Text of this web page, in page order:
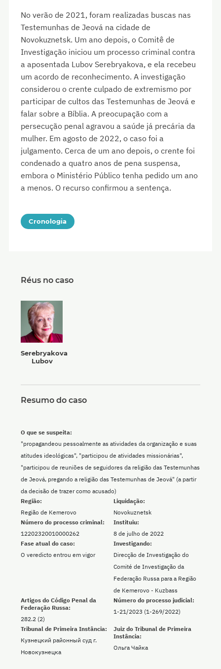
No verão de 2021, foram realizadas buscas nas
Testemunhas de Jeová na cidade de
Novokuznetsk. Um ano depois, o Comitê de
Investigação iniciou um processo criminal contra
a aposentada Lubov Serebryakova, e ela recebeu
um acordo de reconhecimento. A investigação
considerou o crente culpado de extremismo por
participar de cultos das Testemunhas de Jeová e
falar sobre a Bíblia. A preocupação com a
persecução penal agravou a saúde já precária da
mulher. Em agosto de 2022, o caso foi a
julgamento. Cerca de um ano depois, o crente foi
condenado a quatro anos de pena suspensa,
embora o Ministério Público tenha pedido um ano
a menos. O recurso confirmou a sentença.
Cronologia
Réus no caso
Serebryakova
Lubov
Resumo do caso
Região:
Região de Kemerovo
Liquidação:
Novokuznetsk
O que se suspeita:
"propagandeou pessoalmente as atividades da organização e suas
atitudes ideológicas", "participou de atividades missionárias",
"participou de reuniões de seguidores da religião das Testemunhas
de Jeová, pregando a religião das Testemunhas de Jeová" (a partir
da decisão de trazer como acusado)
Número do processo criminal:
12202320010000262
Instituiu:
8 de julho de 2022
Fase atual do caso:
O veredicto entrou em vigor
Investigando:
Direcção de Investigação do
Comité de Investigação da
Federação Russa para a Região
de Kemerovo - Kuzbass
Artigos do Código Penal da
Federação Russa:
282.2 (2)
Número do processo judicial:
1-21/2023 (1-269/2022)
Tribunal de Primeira Instância:
Кузнецкий районный суд г.
Новокузнецка
Juiz do Tribunal de Primeira
Instância:
Ольга Чайка